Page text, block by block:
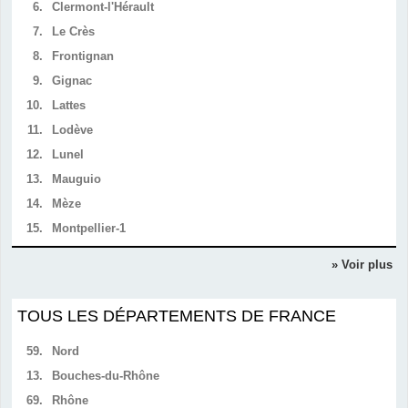
6.
Clermont-l'Hérault
7.
Le Crès
8.
Frontignan
9.
Gignac
10.
Lattes
11.
Lodève
12.
Lunel
13.
Mauguio
14.
Mèze
15.
Montpellier-1
» Voir plus
TOUS LES DÉPARTEMENTS DE FRANCE
59.
Nord
13.
Bouches-du-Rhône
69.
Rhône